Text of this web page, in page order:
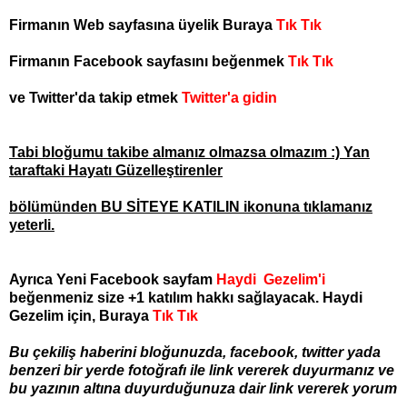
Firmanın Web sayfasına üyelik Buraya Tık Tık
Firmanın Facebook sayfasını beğenmek Tık Tık
ve Twitter'da takip etmek Twitter'a gidin
Tabi bloğumu takibe almanız olmazsa olmazım :) Yan
taraftaki Hayatı Güzelleştirenler
bölümünden BU SİTEYE KATILIN ikonuna tıklamanız
yeterli.
Ayrıca Yeni Facebook sayfam Haydi Gezelim'i
beğenmeniz size +1 katılım hakkı sağlayacak. Haydi
Gezelim için, Buraya Tık Tık
Bu çekiliş haberini bloğunuzda, facebook, twitter yada
benzeri bir yerde fotoğrafı ile link vererek duyurmanız ve
bu yazının altına duyurduğunuza dair link vererek yorum